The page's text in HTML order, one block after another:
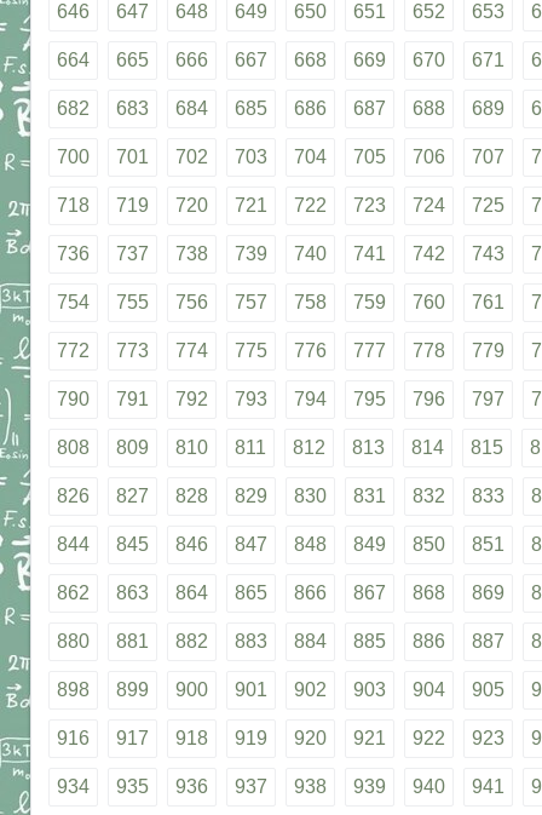
646 647 648 649 650 651 652 653
664 665 666 667 668 669 670 671
682 683 684 685 686 687 688 689
700 701 702 703 704 705 706 707
718 719 720 721 722 723 724 725
736 737 738 739 740 741 742 743
754 755 756 757 758 759 760 761
772 773 774 775 776 777 778 779
790 791 792 793 794 795 796 797
808 809 810 811 812 813 814 815
826 827 828 829 830 831 832 833
844 845 846 847 848 849 850 851
862 863 864 865 866 867 868 869
880 881 882 883 884 885 886 887
898 899 900 901 902 903 904 905
916 917 918 919 920 921 922 923
934 935 936 937 938 939 940 941